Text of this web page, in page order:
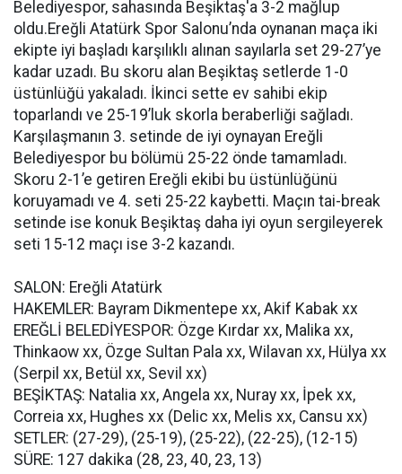
Belediyespor, sahasında Beşiktaş'a 3-2 mağlup
oldu.Ereğli Atatürk Spor Salonu’nda oynanan maça iki
ekipte iyi başladı karşılıklı alınan sayılarla set 29-27’ye
kadar uzadı. Bu skoru alan Beşiktaş setlerde 1-0
üstünlüğü yakaladı. İkinci sette ev sahibi ekip
toparlandı ve 25-19’luk skorla beraberliği sağladı.
Karşılaşmanın 3. setinde de iyi oynayan Ereğli
Belediyespor bu bölümü 25-22 önde tamamladı.
Skoru 2-1’e getiren Ereğli ekibi bu üstünlüğünü
koruyamadı ve 4. seti 25-22 kaybetti. Maçın tai-break
setinde ise konuk Beşiktaş daha iyi oyun sergileyerek
seti 15-12 maçı ise 3-2 kazandı.
SALON: Ereğli Atatürk
HAKEMLER: Bayram Dikmentepe xx, Akif Kabak xx
EREĞLİ BELEDİYESPOR: Özge Kırdar xx, Malika xx,
Thinkaow xx, Özge Sultan Pala xx, Wilavan xx, Hülya xx
(Serpil xx, Betül xx, Sevil xx)
BEŞİKTAŞ: Natalia xx, Angela xx, Nuray xx, İpek xx,
Correia xx, Hughes xx (Delic xx, Melis xx, Cansu xx)
SETLER: (27-29), (25-19), (25-22), (22-25), (12-15)
SÜRE: 127 dakika (28, 23, 40, 23, 13)